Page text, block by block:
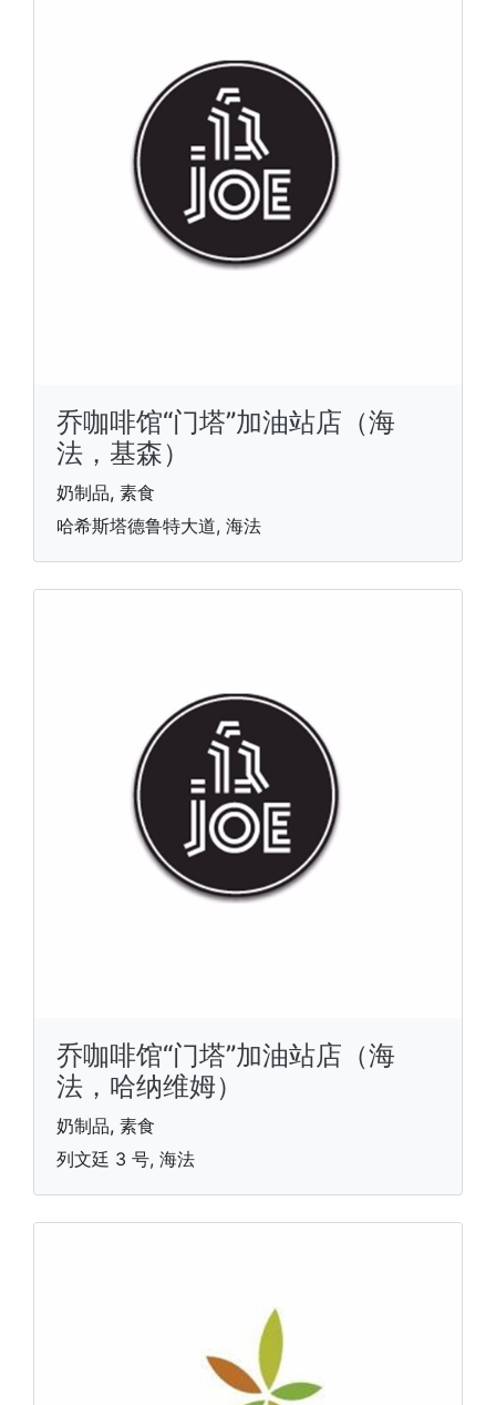
乔咖啡馆“门塔”加油站店（海
法，基森）
奶制品, 素食
哈希斯塔德鲁特大道, 海法
乔咖啡馆“门塔”加油站店（海
法，哈纳维姆）
奶制品, 素食
列文廷 3 号, 海法